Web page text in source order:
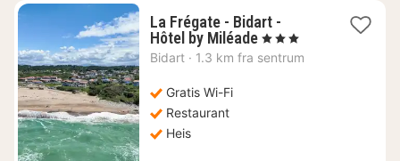
La Frégate - Bidart -
Hôtel by Miléade1
natt
, 3 Stjerner
Bidart · 1.3 km fra sentrum
Gratis Wi-Fi
Restaurant
Heis